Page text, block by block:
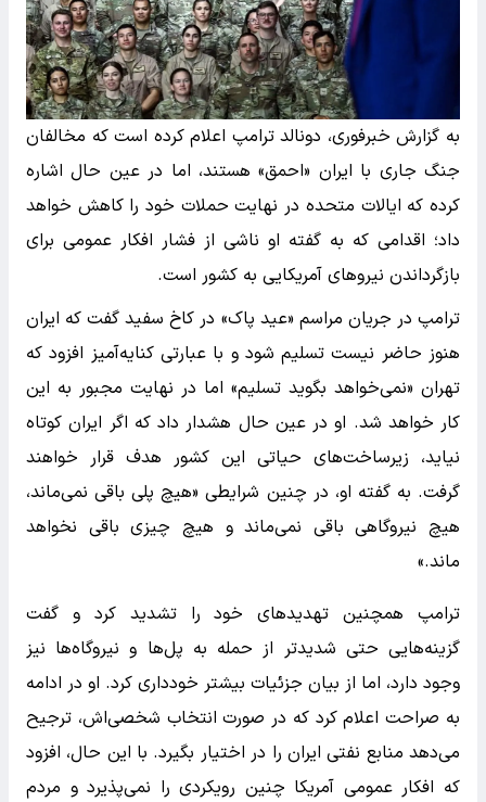
به گزارش خبرفوری، دونالد ترامپ اعلام کرده است که مخالفان
جنگ جاری با ایران «احمق» هستند، اما در عین حال اشاره
کرده که ایالات متحده در نهایت حملات خود را کاهش خواهد
داد؛ اقدامی که به گفته او ناشی از فشار افکار عمومی برای
بازگرداندن نیروهای آمریکایی به کشور است.
ترامپ در جریان مراسم «عید پاک» در کاخ سفید گفت که ایران
هنوز حاضر نیست تسلیم شود و با عبارتی کنایه‌آمیز افزود که
تهران «نمی‌خواهد بگوید تسلیم» اما در نهایت مجبور به این
کار خواهد شد. او در عین حال هشدار داد که اگر ایران کوتاه
نیاید، زیرساخت‌های حیاتی این کشور هدف قرار خواهند
گرفت. به گفته او، در چنین شرایطی «هیچ پلی باقی نمی‌ماند،
هیچ نیروگاهی باقی نمی‌ماند و هیچ چیزی باقی نخواهد
ماند.»
ترامپ همچنین تهدیدهای خود را تشدید کرد و گفت
گزینه‌هایی حتی شدیدتر از حمله به پل‌ها و نیروگاه‌ها نیز
وجود دارد، اما از بیان جزئیات بیشتر خودداری کرد. او در ادامه
به صراحت اعلام کرد که در صورت انتخاب شخصی‌اش، ترجیح
می‌دهد منابع نفتی ایران را در اختیار بگیرد. با این حال، افزود
که افکار عمومی آمریکا چنین رویکردی را نمی‌پذیرد و مردم